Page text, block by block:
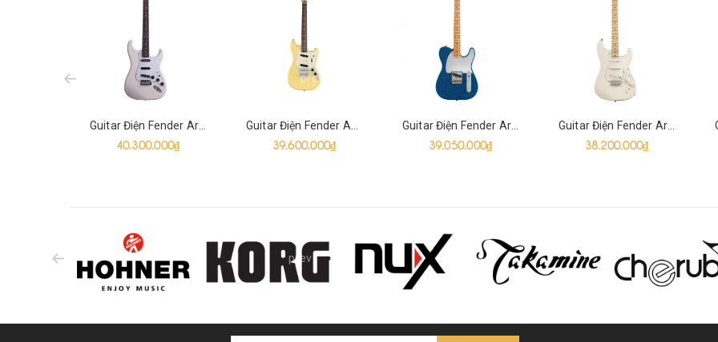
Guitar Điện Fender Artist Ritchie Blackmore Stratocaster SSS
40.300.000₫ 39.600.000₫
Guitar Điện Fender Artist J Mascis Telecaster SS, Bottle Rocket Blue Flake
39.050.000₫
Guitar Điện Fender Artist Ed O'Brien EOB Sustainer Stratocaster HSH, Olympic White
38.200.000₫
prev
prev